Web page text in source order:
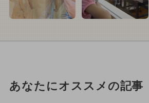
あなたにオススメの記事